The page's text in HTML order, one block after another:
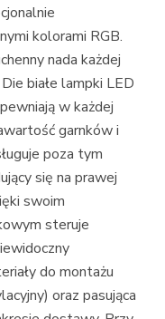
kolorami RGB.
nada każdej
białe lampki LED
w każdej
garnków i
poza tym
się na prawej
swoim
steruje
do montażu
oraz pasująca